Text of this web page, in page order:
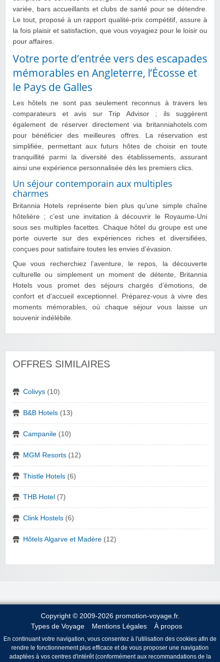
variée, bars accueillants et clubs de santé pour se détendre.
Le tout, proposé à un rapport qualité-prix compétitif, assure à
la fois plaisir et satisfaction, que vous voyagiez pour le loisir ou
pour affaires.
Votre porte d’entrée vers des escapades
mémorables en Angleterre, l’Écosse et
le Pays de Galles
Les hôtels ne sont pas seulement reconnus à travers les
comparateurs et avis sur Trip Advisor ; ils suggèrent
également de réserver directement via britanniahotels.com
pour bénéficier des meilleures offres. La réservation est
simplifiée, permettant aux futurs hôtes de choisir en toute
tranquillité parmi la diversité des établissements, assurant
ainsi une expérience personnalisée dès les premiers clics.
Un séjour contemporain aux multiples
charmes
Britannia Hotels représente bien plus qu’une simple chaîne
hôtelière ; c’est une invitation à découvrir le Royaume-Uni
sous ses multiples facettes. Chaque hôtel du groupe est une
porte ouverte sur des expériences riches et diversifiées,
conçues pour satisfaire toutes les envies d’évasion.
Que vous recherchiez l’aventure, le repos, la découverte
culturelle ou simplement un moment de détente, Britannia
Hotels vous promet des séjours chargés d’émotions, de
confort et d’accueil exceptionnel. Préparez-vous à vivre des
moments mémorables, où chaque séjour vous laisse un
souvenir indélébile.
OFFRES SIMILAIRES
Colivys (10)
B&B Hotels (13)
Campanile (10)
MGM Resorts (12)
Thistle Hotels (6)
THB Hotel (7)
Clink Hostels (6)
Hôtels Algarve et Madère (12)
Copyright © 2009-2026 promotion-voyage.fr.
Types de Voyage
Mentions Légales À propos
En continuant votre navigation, vous consentez à l'utilisation des cookies afin de
rendre le fonctionnement plus efficace et de vous proposer une navigation
adaptées à vos centres d'intérêt (conformément aux recommandations de la